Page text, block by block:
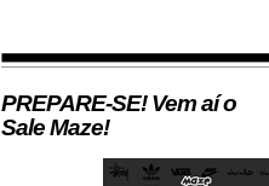
PREPARE-SE! Vem aí o
Sale Maze!